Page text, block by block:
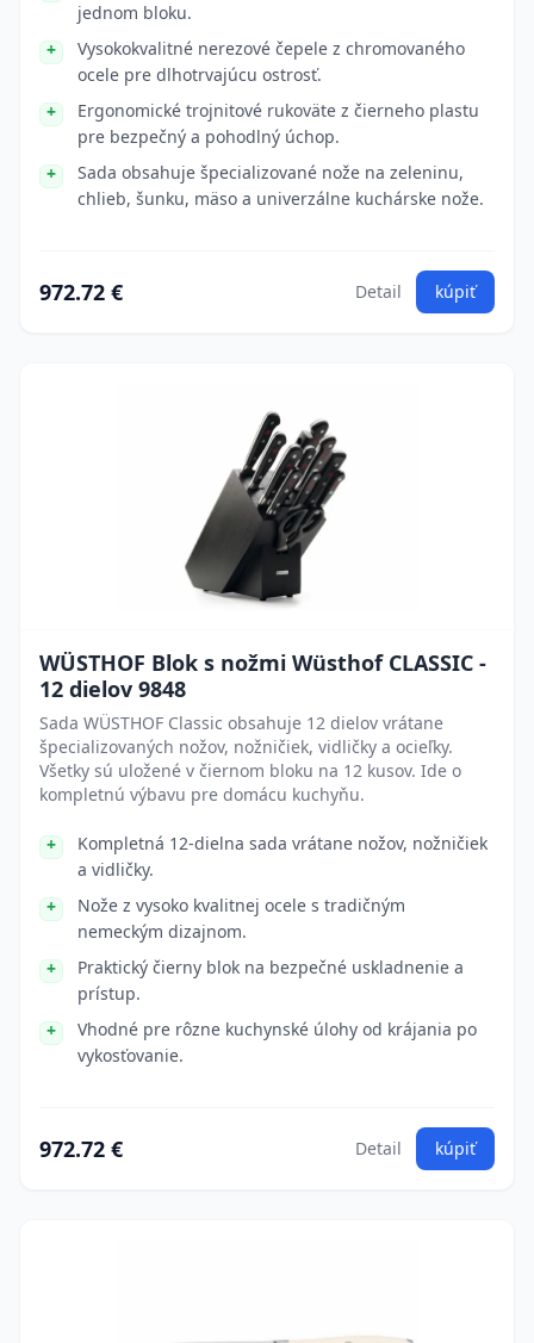
jednom bloku.
Vysokokvalitné nerezové čepele z chromovaného
ocele pre dlhotrvajúcu ostrosť.
Ergonomické trojnitové rukoväte z čierneho plastu
pre bezpečný a pohodlný úchop.
Sada obsahuje špecializované nože na zeleninu,
chlieb, šunku, mäso a univerzálne kuchárske nože.
972.72 € Detail kúpiť
WÜSTHOF Blok s nožmi Wüsthof CLASSIC -
12 dielov 9848
Sada WÜSTHOF Classic obsahuje 12 dielov vrátane
špecializovaných nožov, nožničiek, vidličky a ocieľky.
Všetky sú uložené v čiernom bloku na 12 kusov. Ide o
kompletnú výbavu pre domácu kuchyňu.
Kompletná 12-dielna sada vrátane nožov, nožničiek
a vidličky.
Nože z vysoko kvalitnej ocele s tradičným
nemeckým dizajnom.
Praktický čierny blok na bezpečné uskladnenie a
prístup.
Vhodné pre rôzne kuchynské úlohy od krájania po
vykosťovanie.
972.72 € Detail kúpiť